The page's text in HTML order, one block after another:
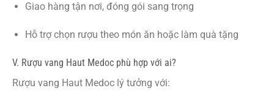
Giao hàng tận nơi, đóng gói sang trọng
Hỗ trợ chọn rượu theo món ăn hoặc làm quà tặng
V. Rượu vang Haut Medoc phù hợp với ai?
Rượu vang Haut Medoc lý tưởng với: